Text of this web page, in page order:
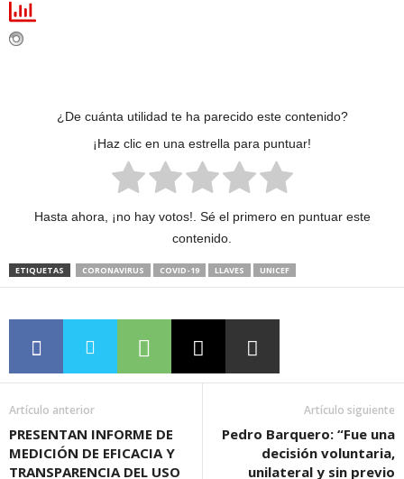
¿De cuánta utilidad te ha parecido este contenido?
¡Haz clic en una estrella para puntuar!
Hasta ahora, ¡no hay votos!. Sé el primero en puntuar este
contenido.
ETIQUETAS CORONAVIRUS COVID-19 LLAVES UNICEF
Artículo anterior
PRESENTAN INFORME DE
MEDICIÓN DE EFICACIA Y
TRANSPARENCIA DEL USO
Artículo siguiente
Pedro Barquero: “Fue una
decisión voluntaria,
unilateral y sin previo